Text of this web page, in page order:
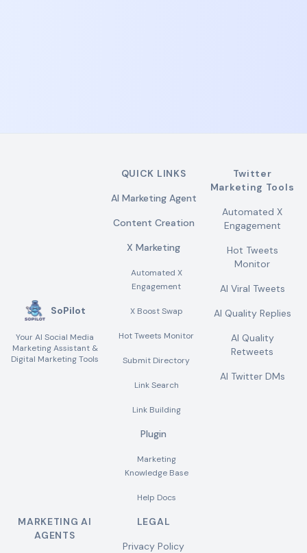
SoPilot
Your AI Social Media
Marketing Assistant &
Digital Marketing Tools
QUICK LINKS
AI Marketing Agent
Content Creation
X Marketing
Automated X
Engagement
X Boost Swap
Hot Tweets Monitor
Submit Directory
Link Search
Link Building
Plugin
Marketing
Knowledge Base
Help Docs
Twitter
Marketing Tools
Automated X
Engagement
Hot Tweets
Monitor
AI Viral Tweets
AI Quality Replies
AI Quality
Retweets
AI Twitter DMs
MARKETING AI
AGENTS
LEGAL
Privacy Policy